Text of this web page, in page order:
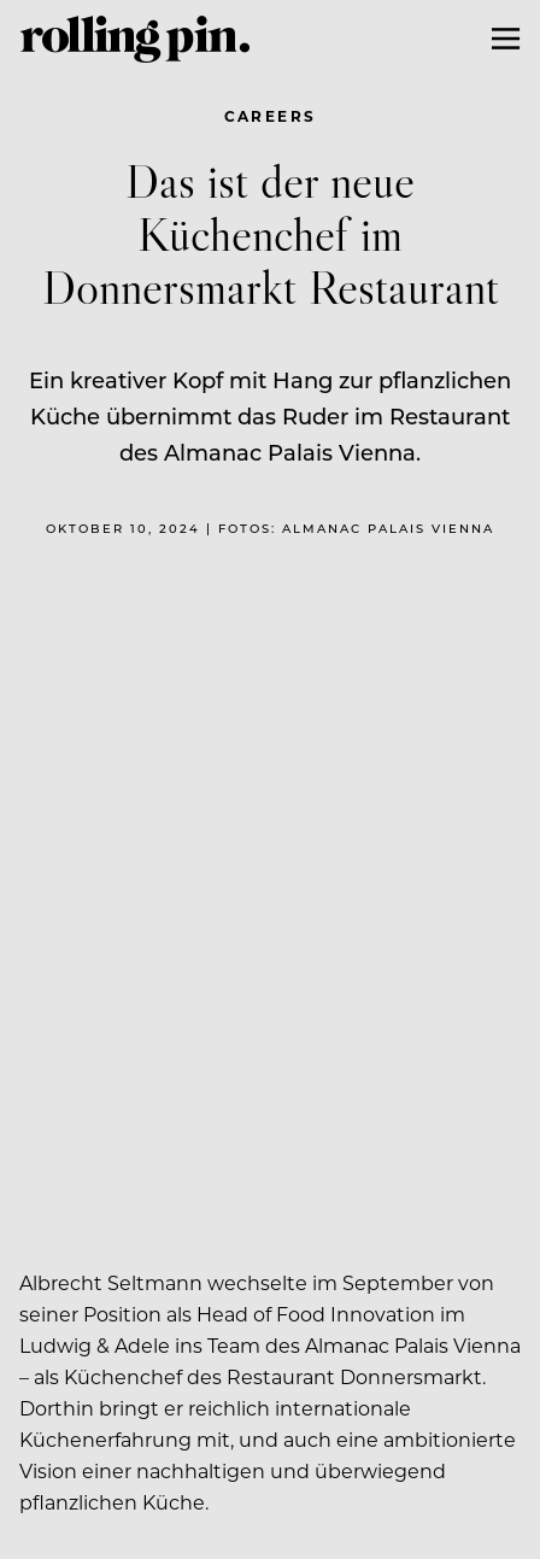
CAREERS
Das ist der neue
Küchenchef im
Donnersmarkt Restaurant
Ein kreativer Kopf mit Hang zur pflanzlichen
Küche übernimmt das Ruder im Restaurant
des Almanac Palais Vienna.
OKTOBER 10, 2024 | FOTOS: ALMANAC PALAIS VIENNA
Albrecht Seltmann wechselte im September von
seiner Position als Head of Food Innovation im
Ludwig & Adele ins Team des Almanac Palais Vienna
– als Küchenchef des Restaurant Donnersmarkt.
Dorthin bringt er reichlich internationale
Küchenerfahrung mit, und auch eine ambitionierte
Vision einer nachhaltigen und überwiegend
pflanzlichen Küche.